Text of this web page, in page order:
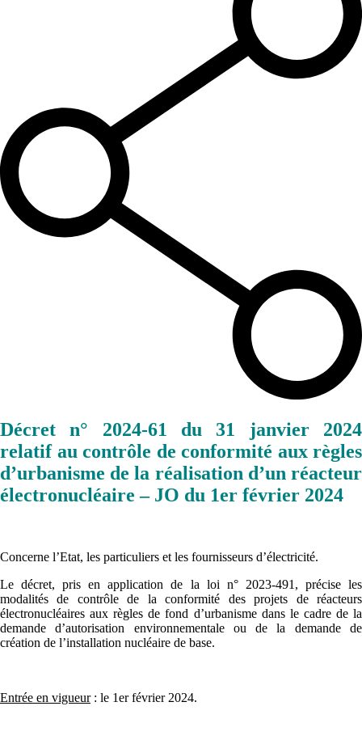
Décret n° 2024-61 du 31 janvier 2024
relatif au contrôle de conformité aux règles
d’urbanisme de la réalisation d’un réacteur
électronucléaire – JO du 1er février 2024
Concerne l’Etat, les particuliers et les fournisseurs d’électricité.
Le décret, pris en application de la loi n° 2023-491, précise les
modalités de contrôle de la conformité des projets de réacteurs
électronucléaires aux règles de fond d’urbanisme dans le cadre de la
demande d’autorisation environnementale ou de la demande de
création de l’installation nucléaire de base.
Entrée en vigueur: le 1er février 2024.